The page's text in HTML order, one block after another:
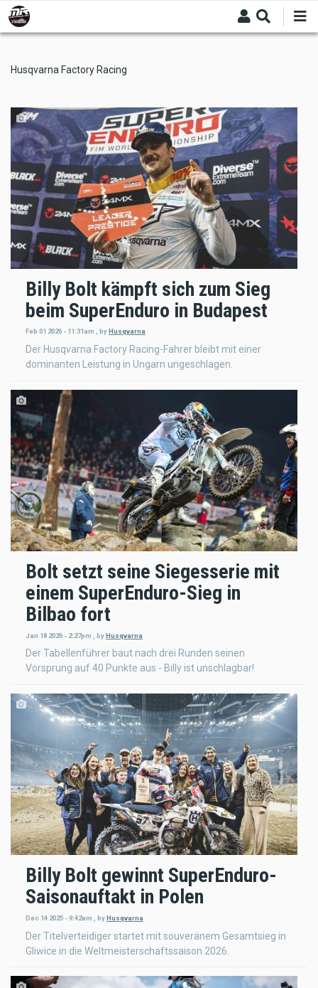
Skip
to
main
Husqvarna Factory Racing
Billy Bolt kämpft sich zum Sieg
beim SuperEnduro in Budapest
Feb 01 2026 - 11:31am , by Husqvarna
Der Husqvarna Factory Racing-Fahrer bleibt mit einer
dominanten Leistung in Ungarn ungeschlagen.
Bolt setzt seine Siegesserie mit
einem SuperEnduro-Sieg in
Bilbao fort
Jan 18 2026 - 2:27pm byHusqvarna
Der Tabellenführer baut nach drei Runden seinen
Vorsprung auf 40 Punkte aus - Billy ist unschlagbar!
Billy Bolt gewinnt SuperEnduro-
Saisonauftakt in Polen
Dec 14 2025 - 9:42am byHusqvarna
Der Titelverteidiger startet mit souveränem Gesamtsieg in
Gliwice in die Weltmeisterschaftssaison 2026.